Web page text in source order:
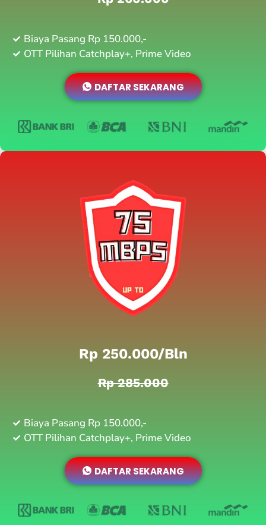
Biaya Pasang Rp 150.000,-
OTT Pilihan Catchplay+, Prime Video
DAFTAR SEKARANG
Rp 250.000/bln
Rp 285.000
Biaya Pasang Rp 150.000,-
OTT Pilihan Catchplay+, Prime Video
DAFTAR SEKARANG